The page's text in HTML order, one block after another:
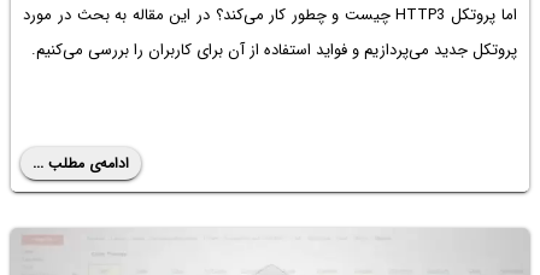
اما پروتکل HTTP3 چیست و چطور کار می‌کند؟ در این مقاله به بحث در مورد
پروتکل جدید می‌پردازیم و فواید استفاده از آن برای کاربران را بررسی می‌کنیم.
ادامه‌ی مطلب ...